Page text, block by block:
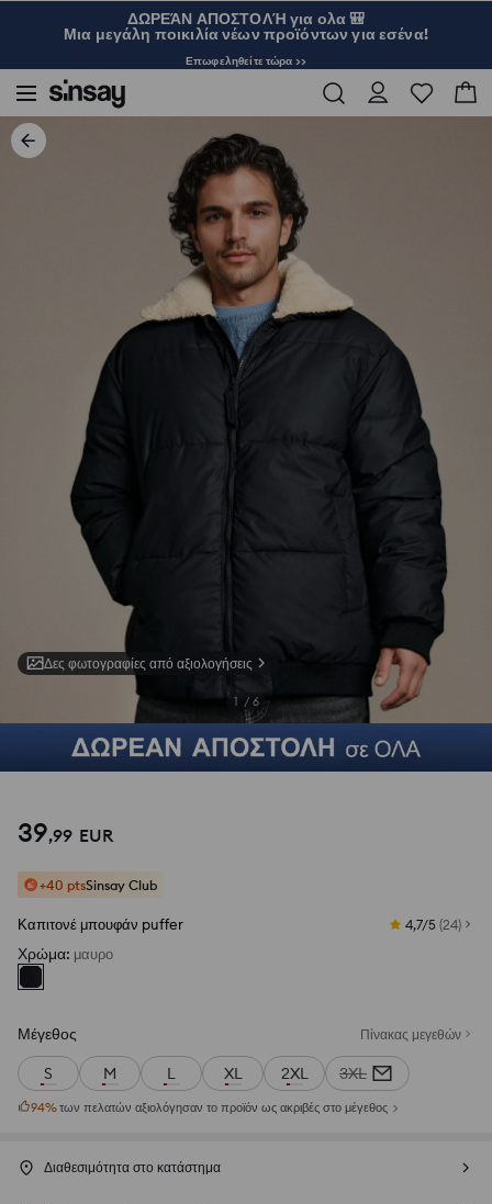
ΔΩΡΕΆΝ ΑΠΟΣΤΟΛΉ για ολα 🎒
Μια μεγάλη ποικιλία νέων προϊόντων για εσένα!
Επωφεληθείτε τώρα >>
Δες φωτογραφίες από αξιολογήσεις
1 / 6
39,99 EUR
+40 ptsSinsay Club
Καπιτονέ μπουφάν puffer 4,7/5 (24)
Χρώμα: μαυρο
Μέγεθος Πίνακας μεγεθών
S M L XL 2XL 3XL
94%των πελατών αξιολόγησαν το προϊόν ως ακριβές στο μέγεθος
Διαθεσιμότητα στο κατάστημα